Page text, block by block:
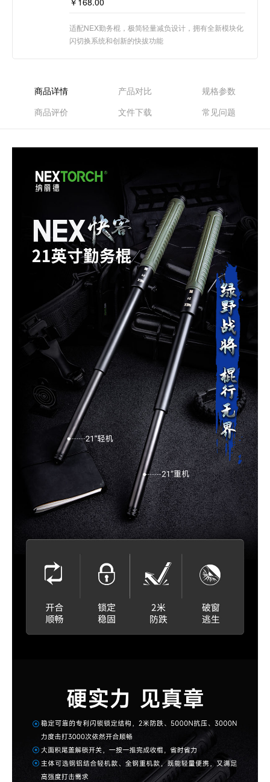
适配NEX勤务棍，极简轻量减负设计，拥有全新模块化
闪切换系统和创新的快拔功能
商品详情 产品对比
规格参数
商品评价
文件下载 常见问题